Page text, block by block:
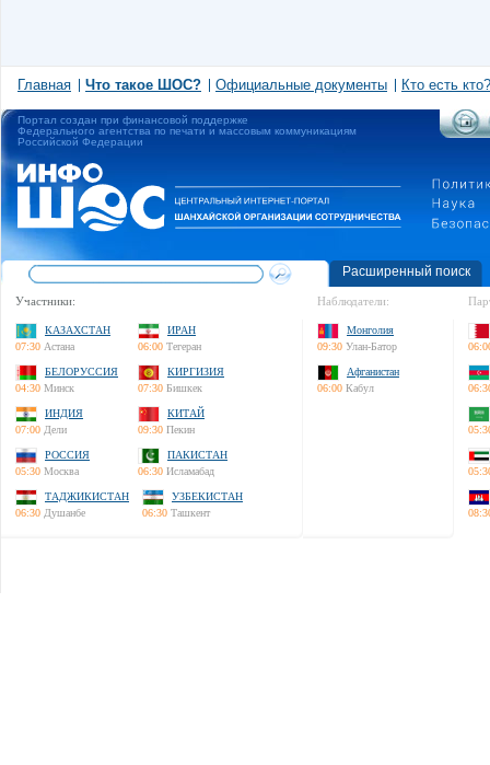
Главная Что такое ШОС? Официальные документы Кто есть кто?
Портал создан при финансовой поддержке
Федерального агентства по печати и массовым коммуникациям
Российской Федерации
Расширенный поиск
Участники:
КАЗАХСТАН
07:30 Астана
ИРАН
06:00 Тегеран
БЕЛОРУССИЯ
04:30 Минск
КИРГИЗИЯ
07:30 Бишкек
ИНДИЯ
07:00 Дели
КИТАЙ
09:30 Пекин
РОССИЯ
05:30 Москва
ПАКИСТАН
06:30 Исламабад
ТАДЖИКИСТАН
06:30 Душанбе
УЗБЕКИСТАН
06:30 Ташкент
Наблюдатели:
Монголия
09:30 Улан-Батор
Афганистан
06:00 Кабул